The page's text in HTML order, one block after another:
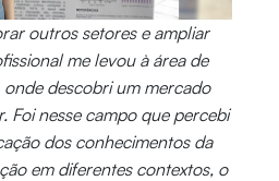
outros setores e ampliar
me levou à área de
descobri um mercado
Foi nesse campo que percebi
dos conhecimentos da
em diferentes contextos, o